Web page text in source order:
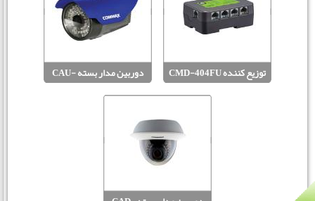
توزیع کننده CMD-404FU
MODUM
دوربین مدار بسته CAU-
D047TP